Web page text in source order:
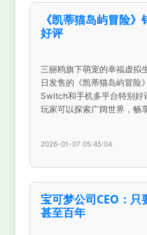
《凯蒂猫岛屿冒险
好评
三丽鸥旗下萌宠的幸福虚拟
日发售的《凯蒂猫岛屿冒险
Switch和手机多平台特别好
玩家可以探索广阔世界，畅
2026-01-07 05:45:04
宝可梦公司CEO：
甚至百年